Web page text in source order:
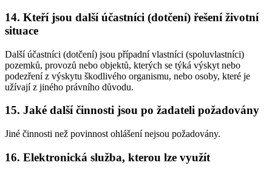
14. Kteří jsou další účastníci (dotčení) řešení životní
situace
Další účastníci (dotčení) jsou případní vlastníci (spoluvlastníci)
pozemků, provozů nebo objektů, kterých se týká výskyt nebo
podezření z výskytu škodlivého organismu, nebo osoby, které je
užívají z jiného právního důvodu.
15. Jaké další činnosti jsou po žadateli požadovány
Jiné činnosti než povinnost ohlášení nejsou požadovány.
16. Elektronická služba, kterou lze využít